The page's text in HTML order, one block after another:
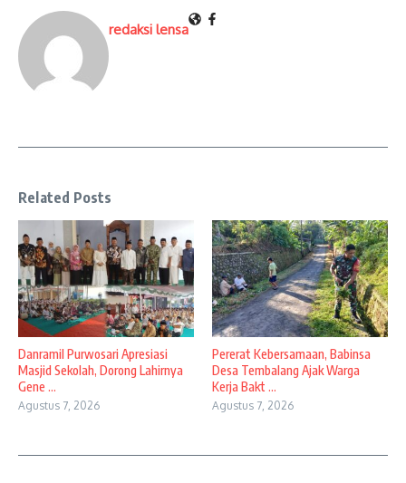
redaksi lensa
Related Posts
Danramil Purwosari Apresiasi
Masjid Sekolah, Dorong Lahirnya
Gene ...
Agustus 7, 2026
Pererat Kebersamaan, Babinsa
Desa Tembalang Ajak Warga
Kerja Bakt ...
Agustus 7, 2026